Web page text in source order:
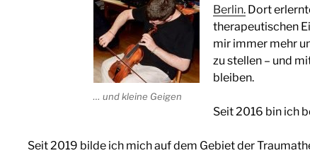
… und kleine Geigen
Berlin. Dort
therapeutischen
mir immer mehr
zu stellen – und
bleiben.
Seit 2016 bin ich
Seit 2019 bilde ich mich auf dem Gebiet der